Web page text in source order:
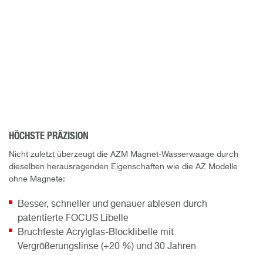
HÖCHSTE PRÄZISION
Nicht zuletzt überzeugt die AZM Magnet-Wasserwaage durch
dieselben herausragenden Eigenschaften wie die AZ Modelle
ohne Magnete:
Besser, schneller und genauer ablesen durch
patentierte FOCUS Libelle
Bruchfeste Acrylglas-Blocklibelle mit
Vergrößerungslinse (+20 %) und 30 Jahren